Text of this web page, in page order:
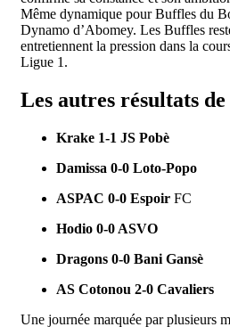
Même dynamique pour Buffles du
Dynamo d’Abomey. Les Buffles
entretiennent la pression dans la
Ligue 1.
Les autres résultats
Krake 1-1 JS Pobè
Damissa 0-0 Loto-Popo
ASPAC 0-0 Espoir FC
Hodio 0-0 ASVO
Dragons 0-0 Bani Gansè
AS Cotonou 2-0 Cavaliers
Une journée marquée par plusieurs